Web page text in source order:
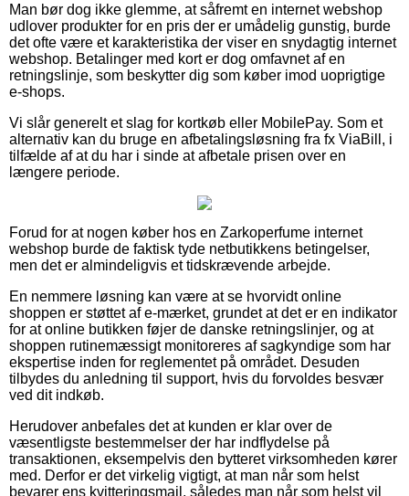
Man bør dog ikke glemme, at såfremt en internet webshop
udlover produkter for en pris der er umådelig gunstig, burde
det ofte være et karakteristika der viser en snydagtig internet
webshop. Betalinger med kort er dog omfavnet af en
retningslinje, som beskytter dig som køber imod uoprigtige
e-shops.
Vi slår generelt et slag for kortkøb eller MobilePay. Som et
alternativ kan du bruge en afbetalingsløsning fra fx ViaBill, i
tilfælde af at du har i sinde at afbetale prisen over en
længere periode.
Forud for at nogen køber hos en Zarkoperfume internet
webshop burde de faktisk tyde netbutikkens betingelser,
men det er almindeligvis et tidskrævende arbejde.
En nemmere løsning kan være at se hvorvidt online
shoppen er støttet af e-mærket, grundet at det er en indikator
for at online butikken føjer de danske retningslinjer, og at
shoppen rutinemæssigt monitoreres af sagkyndige som har
ekspertise inden for reglementet på området. Desuden
tilbydes du anledning til support, hvis du forvoldes besvær
ved dit indkøb.
Herudover anbefales det at kunden er klar over de
væsentligste bestemmelser der har indflydelse på
transaktionen, eksempelvis den bytteret virksomheden kører
med. Derfor er det virkelig vigtigt, at man når som helst
bevarer ens kvitteringsmail, således man når som helst vil